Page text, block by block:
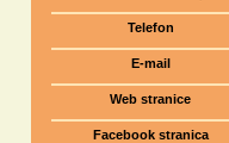
(Šetalište I.G. Kovačića 1)
75000 Tuzla, BiH
Telefon
E-mail
Web stranice
www.gmstziam.com.ba
Facebook stranica